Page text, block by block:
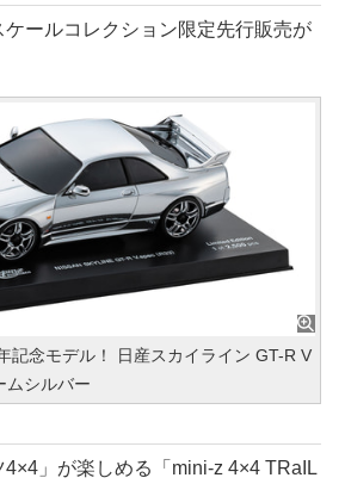
ールコレクション限定先行販売が
記念モデル！ 日産スカイライン GT-R V
ムシルバー
」が楽しめる「mini-z 4×4 TRaIL